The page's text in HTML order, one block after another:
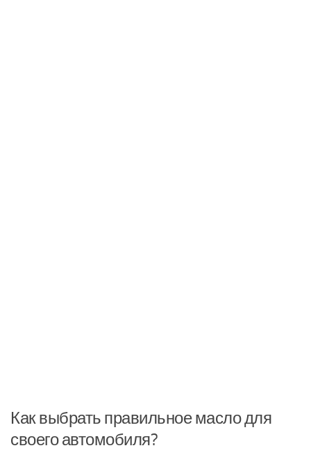
Как выбрать правильное масло для
своего автомобиля?